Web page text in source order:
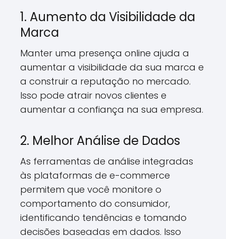
1. Aumento da Visibilidade da
Marca
Manter uma presença online ajuda a
aumentar a visibilidade da sua marca e
a construir a reputação no mercado.
Isso pode atrair novos clientes e
aumentar a confiança na sua empresa.
2. Melhor Análise de Dados
As ferramentas de análise integradas
às plataformas de e-commerce
permitem que você monitore o
comportamento do consumidor,
identificando tendências e tomando
decisões baseadas em dados. Isso